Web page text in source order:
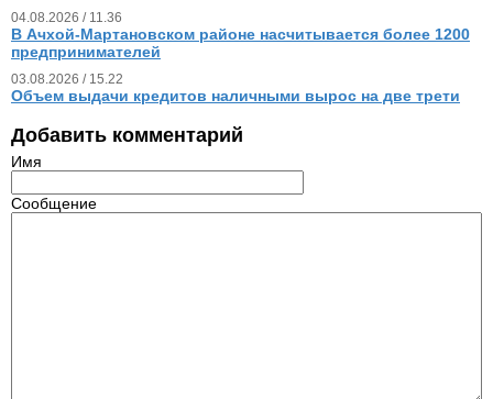
04.08.2026 / 11.36
В Ачхой-Мартановском районе насчитывается более 1200
предпринимателей
03.08.2026 / 15.22
Объем выдачи кредитов наличными вырос на две трети
Добавить комментарий
Имя
Сообщение